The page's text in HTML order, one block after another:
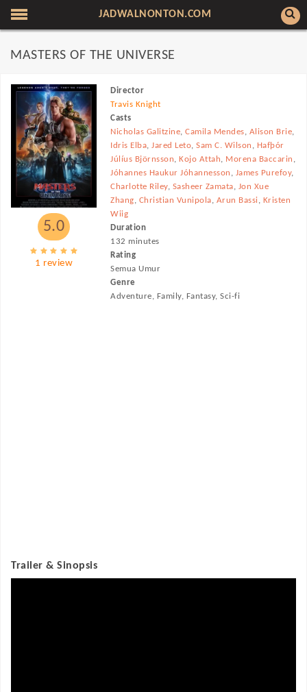
JADWALNONTON.COM
MASTERS OF THE UNIVERSE
5.0
1 review
Director
Travis Knight
Casts
Nicholas Galitzine,Camila Mendes, Alison Brie,
Idris Elba,Jared Leto,Sam C. Wilson , Hafþór
Júlíus Björnsson,Kojo Attah, Morena Baccarin ,
Jóhannes Haukur Jóhannesson , James Purefoy,
Charlotte Riley, Sasheer Zamata, Jon Xue
Zhang, Christian Vunipola, Arun Bassi, Kristen
Wiig
Duration
132 minutes
Rating
Semua Umur
Genre
Adventure, Family, Fantasy, Sci-fi
Trailer & Sinopsis